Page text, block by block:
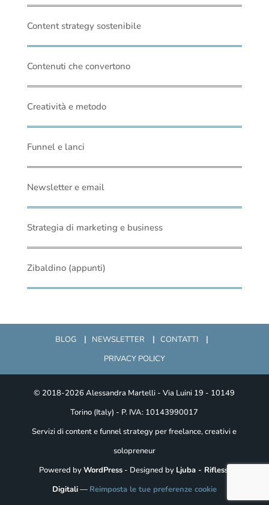
Content strategy sostenibile
Contenuti che convertono
Creatività e metodo
Funnel e lanci
Newsletter e email
Strategia di marketing e business
Zibaldino (appunti)
BLOG NEWSLETTER
CONTATTI
PRIVACY POLICY
© 2018-2026 Alessandra Martelli - Via Luini 19 - 10149
Torino (Italy) - P. IVA: 10143990017
Servizi di content e funnel strategy per freelance, creativi e
solopreneur
Powered byWordPress- Designed by Ljuba - Riflessi
Digitali— Reimposta le tue preferenze cookie